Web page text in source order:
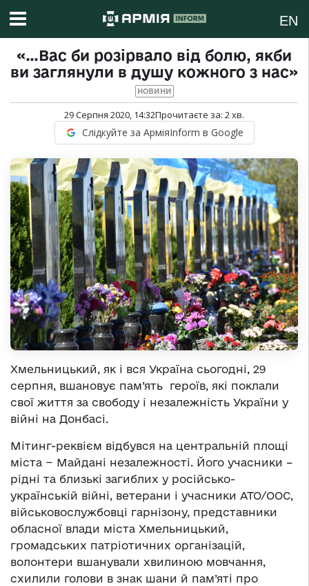
EN
«…Вас би розірвало від болю, якби
ви заглянули в душу кожного з нас»
НОВИНИ
29 Серпня 2020, 14:32Прочитаєте за: 2хв.
Слідкуйте за АрміяInform в Google
Хмельницький, як і вся Україна сьогодні, 29
серпня, вшановує пам’ять героїв, які поклали
свої життя за свободу і незалежність України у
війні на Донбасі.
Мітинг-реквієм відбувся на центральній площі
міста − Майдані незалежності. Його учасники –
рідні та близькі загиблих у російсько-
українській війні, ветерани і учасники АТО/ООС,
військовослужбовці гарнізону, представники
обласної влади міста Хмельницький,
громадських патріотичних організацій,
волонтери вшанували хвилиною мовчання,
схилили голови в знак шани й пам’яті про